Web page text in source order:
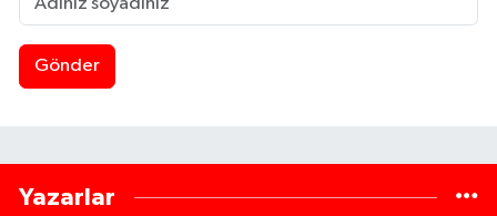
Gönder
Yazarlar